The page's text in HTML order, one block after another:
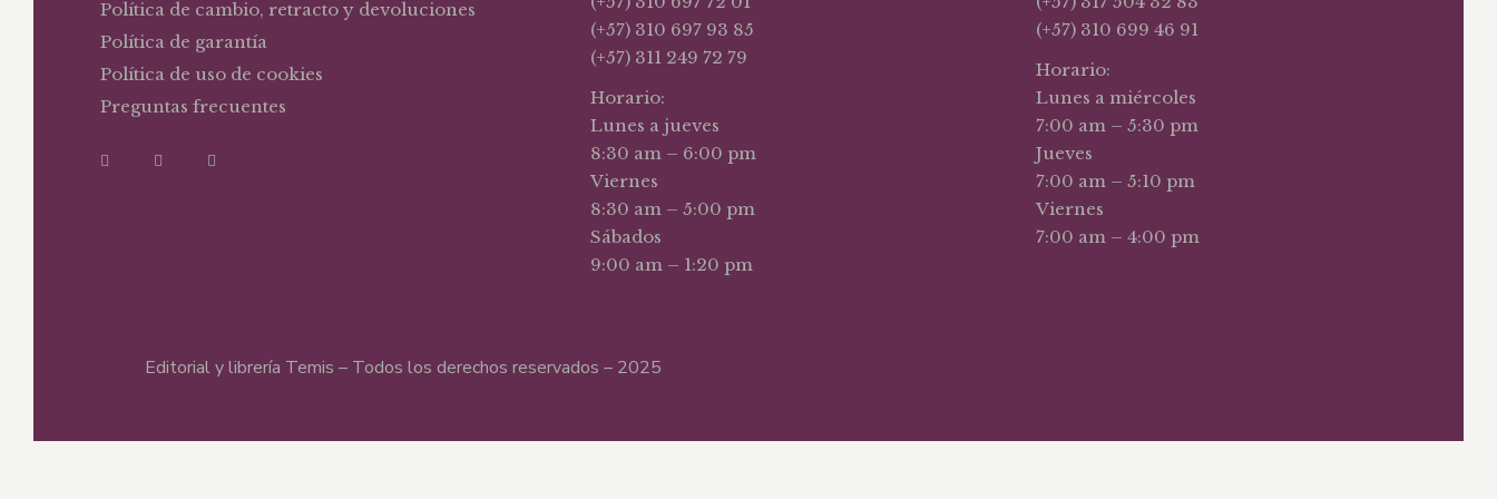
Política de cambio, retracto y devoluciones
Política de garantía
Política de uso de cookies
Preguntas frecuentes
(+57) 310 697 93 85
(+57) 311 249 72 79
Horario:
Lunes a jueves
8:30 am – 6:00 pm
Viernes
8:30 am – 5:00 pm
Sábados
9:00 am – 1:20 pm
(+57) 310 699 46 91
Horario:
Lunes a miércoles
7:00 am – 5:30 pm
Jueves
7:00 am – 5:10 pm
Viernes
7:00 am – 4:00 pm
Editorial y librería Temis – Todos los derechos reservados – 2025